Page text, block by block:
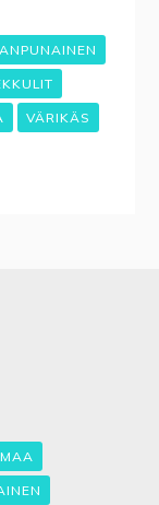
VÄRIKÄS